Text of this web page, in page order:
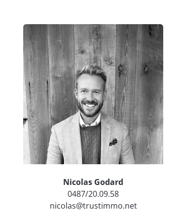
Nicolas Godard
0487/20.09.58
nicolas@trustimmo.net